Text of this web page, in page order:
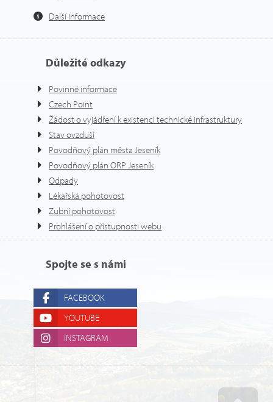
Další informace
Důležité odkazy
Povinné informace
Czech Point
Žádost o vyjádření k existenci technické infrastruktury
Stav ovzduší
Povodňový plán města Jeseník
Povodňový plán ORP Jeseník
Odpady
Lékařská pohotovost
Zubní pohotovost
Prohlášení o přístupnosti webu
Spojte se s námi
FACEBOOK
YOUTUBE
INSTAGRAM